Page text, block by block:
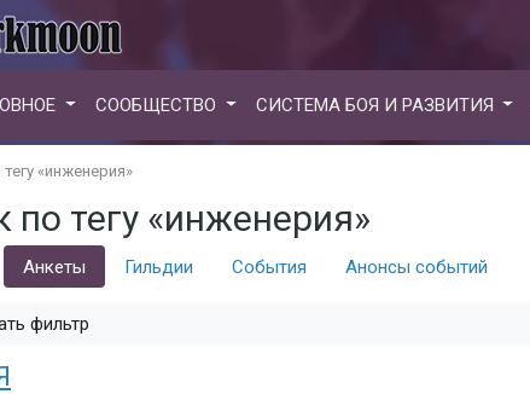
СООБЩЕСТВО СИСТЕМА БОЯ И РАЗВИТИЯ
«инженерия»
по тегу «инженерия»
Анкеты Гильдии События Анонсы событий
фильтр